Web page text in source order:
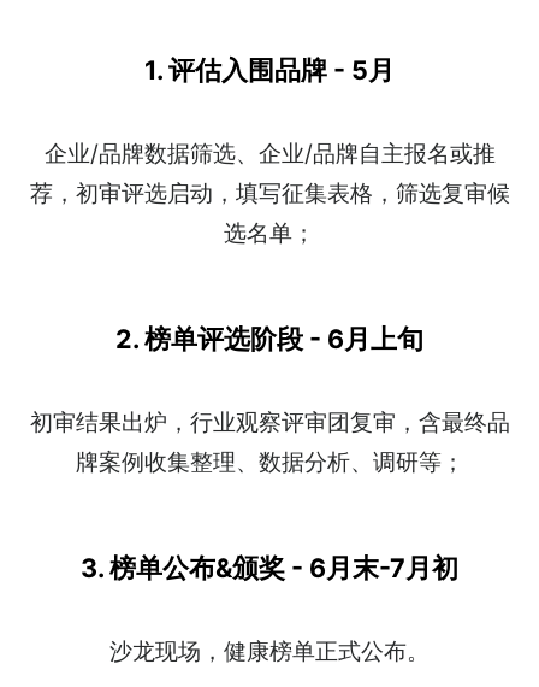
1. 评估入围品牌 - 5月
企业/品牌数据筛选、企业/品牌自主报名或推
荐，初审评选启动，填写征集表格，筛选复审候
选名单；
2. 榜单评选阶段 - 6月上旬
初审结果出炉，行业观察评审团复审，含最终品
牌案例收集整理、数据分析、调研等；
3. 榜单公布&颁奖 - 6月末-7月初
沙龙现场，健康榜单正式公布。